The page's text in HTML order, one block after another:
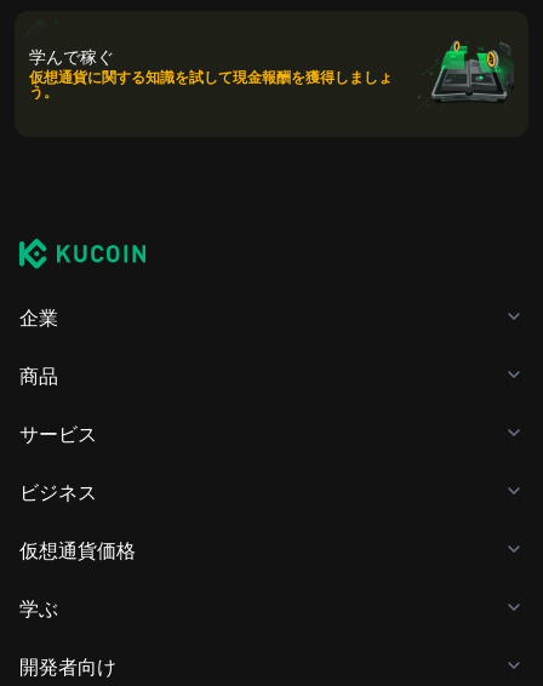
学んで稼ぐ
仮想通貨に関する知識を試して現金報酬を獲得しましょ
う。
企業
商品
サービス
ビジネス
仮想通貨価格
学ぶ
開発者向け